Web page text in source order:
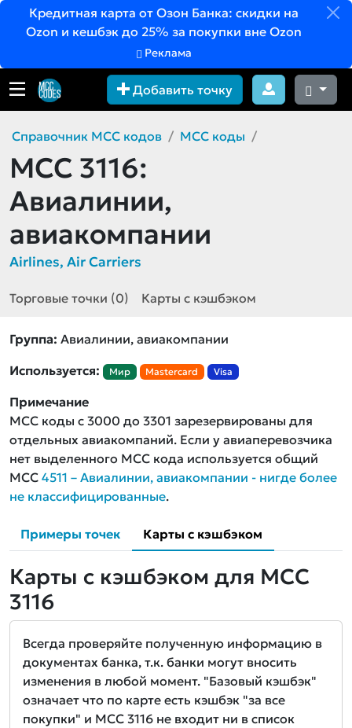
Кредитная карта от Озон Банка: скидки на
Ozon и кешбэк до 25% за покупки вне Ozon
Реклама
Добавить точку
Справочник MCC кодов MCC коды
MCC 3116:
Авиалинии,
авиакомпании
Airlines, Air Carriers
Торговые точки (0) Карты с кэшбэком
Группа: Авиалинии, авиакомпании
Используется:
Мир Mastercard Visa
Примечание
MCC коды с 3000 до 3301 зарезервированы для
отдельных авиакомпаний. Если у авиаперевозчика
нет выделенного MCC кода используется общий
MCC 4511 – Авиалинии, авиакомпании - нигде более
не классифицированные.
Примеры точек Карты с кэшбэком
Карты с кэшбэком для MCC
3116
Всегда проверяйте полученную информацию в
документах банка, т.к. банки могут вносить
изменения в любой момент. "Базовый кэшбэк"
означает что по карте есть кэшбэк "за все
покупки" и MCC 3116 не входит ни в список